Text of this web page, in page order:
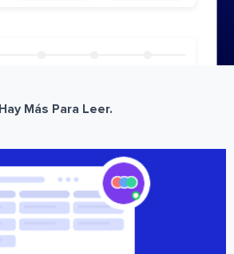
Hay Más Para Leer.